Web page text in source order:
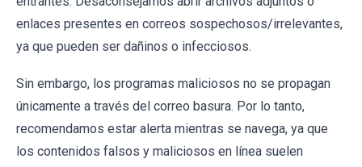
enlaces presentes en correos sospechosos/irrelevantes,
ya que pueden ser dañinos o infecciosos.
Sin embargo, los programas maliciosos no se propagan
únicamente a través del correo basura. Por lo tanto,
recomendamos estar alerta mientras se navega, ya que
los contenidos falsos y maliciosos en línea suelen